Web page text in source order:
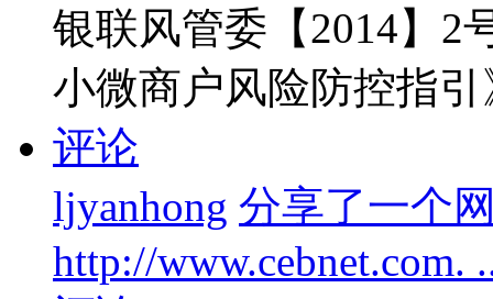
银联风管委【2014】2
小微商户风险防控指
评论
ljyanhong 分享了一个
http://www.cebnet.com.